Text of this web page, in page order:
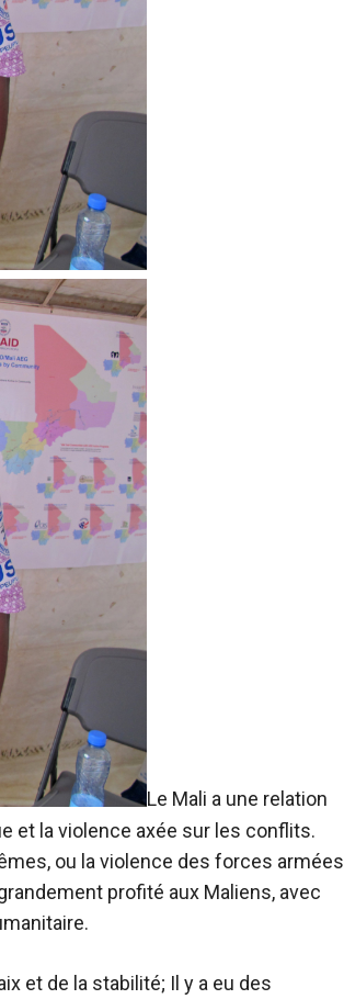
Le Mali a une relation
et la violence axée sur les conflits.
ou la violence des forces armées
profité aux Maliens, avec
et de la stabilité; Il y a eu des